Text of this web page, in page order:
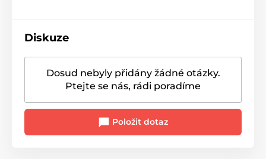
Diskuze
Dosud nebyly přidány žádné otázky.
Ptejte se nás, rádi poradíme
Položit dotaz